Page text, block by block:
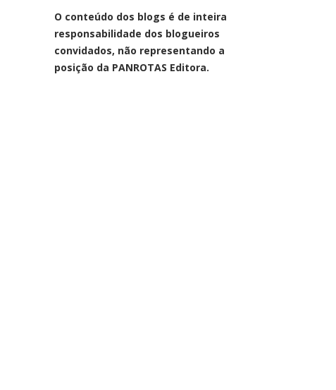
O conteúdo dos blogs é de inteira
responsabilidade dos blogueiros
convidados, não representando a
posição da PANROTAS Editora.